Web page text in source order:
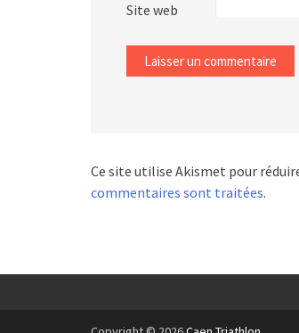
Site web
Ce site utilise Akismet pour
commentaires sont traitées.